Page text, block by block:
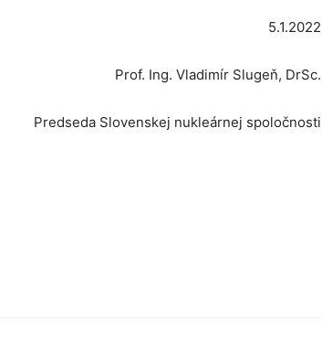
5.1.2022
Prof. Ing. Vladimír Slugeň, DrSc.
Predseda Slovenskej nukleárnej spoločnosti